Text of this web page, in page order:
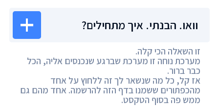
וואו. הבנתי. איך מתחילים?
זו השאלה הכי קלה.
מערכת נוחה זו מערכת שברגע שנכנסים אליה, הכל
כבר ברור.
אז קל, כל מה שנשאר לך זה ללחוץ על אחד
מהכפתורים ששמנו בדף הזה להרשמה. אחד מהם גם
ממש פה בסוף הטקסט.